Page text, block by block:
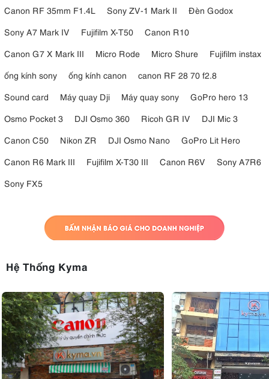
Canon RF 35mm F1.4L
Sony ZV-1 Mark II
Đèn Godox
Sony A7 Mark IV
Fujifilm X-T50
Canon R10
Canon G7 X Mark III
Micro Rode Micro Shure
Fujifilm instax
ống kính sony
ống kính canon
canon RF 28 70 f2.8
Sound card
Máy quay Dji Máy quay sony
GoPro hero 13
Osmo Pocket 3
DJI Osmo 360 Ricoh GR IV
DJI Mic 3
Canon C50
Nikon ZR DJI Osmo Nano
GoPro Lit Hero
Canon R6 Mark III
Fujifilm X-T30 III Canon R6V
Sony A7R6
Sony FX5
Hệ Thống Kyma